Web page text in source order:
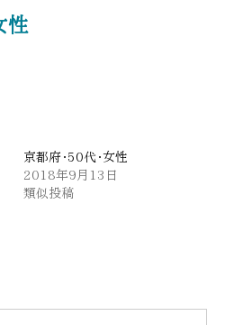
客様の声
問い合わせ
性
京都府・50代・女性
2018年9月13日
類似投稿